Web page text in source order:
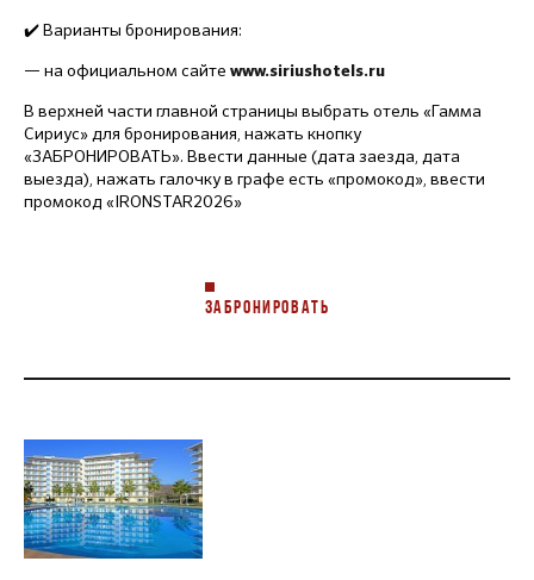
✔️ Варианты бронирования:
— на официальном сайте www.siriushotels.ru
В верхней части главной страницы выбрать отель «Гамма
Сириус» для бронирования, нажать кнопку
«ЗАБРОНИРОВАТЬ». Ввести данные (дата заезда, дата
выезда), нажать галочку в графе есть «промокод», ввести
промокод «IRONSTAR2026»
ЗАБРОНИРОВАТЬ